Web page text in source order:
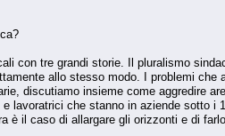
con tre grandi storie. Il pluralismo
allo stesso modo. I problemi che
discutiamo insieme come aggredire
lavoratrici che stanno in aziende sotto i
è il caso di allargare gli orizzonti e di